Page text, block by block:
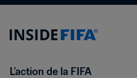
L’action de la FIFA